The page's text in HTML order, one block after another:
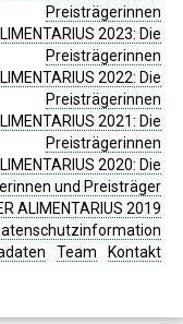
Preisträgerinnen
2023: Die
Preisträgerinnen
2022: Die
Preisträgerinnen
2021: Die
Preisträgerinnen
2020: Die
und Preisträger
ALIMENTARIUS 2019
Team Kontakt